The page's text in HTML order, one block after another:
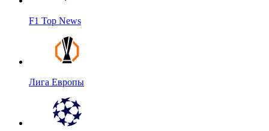
F1 Top News
Лига Европы